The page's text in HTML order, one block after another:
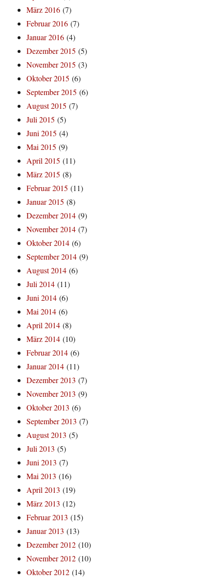
März 2016 (7)
Februar 2016 (7)
Januar 2016 (4)
Dezember 2015 (5)
November 2015 (3)
Oktober 2015 (6)
September 2015 (6)
August 2015 (7)
Juli 2015 (5)
Juni 2015 (4)
Mai 2015 (9)
April 2015 (11)
März 2015 (8)
Februar 2015 (11)
Januar 2015 (8)
Dezember 2014 (9)
November 2014 (7)
Oktober 2014 (6)
September 2014 (9)
August 2014 (6)
Juli 2014 (11)
Juni 2014 (6)
Mai 2014 (6)
April 2014 (8)
März 2014 (10)
Februar 2014 (6)
Januar 2014 (11)
Dezember 2013 (7)
November 2013 (9)
Oktober 2013 (6)
September 2013 (7)
August 2013 (5)
Juli 2013 (5)
Juni 2013 (7)
Mai 2013 (16)
April 2013 (19)
März 2013 (12)
Februar 2013 (15)
Januar 2013 (13)
Dezember 2012 (10)
November 2012 (10)
Oktober 2012 (14)